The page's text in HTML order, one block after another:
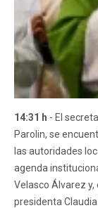
14:31 h - El
Parolin, se
las autoridades
agenda
Velasco Álvarez
presidenta